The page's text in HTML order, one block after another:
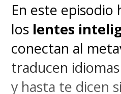
En este episodio
los lentes
conectan al
traducen
y hasta te dicen